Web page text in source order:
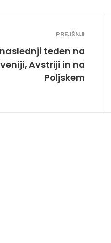
PREJŠNJI
teden na
Avstriji in na
Poljskem